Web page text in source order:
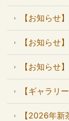
【お知らせ
【お知らせ
【お知らせ
【ギャラリ
【2026年